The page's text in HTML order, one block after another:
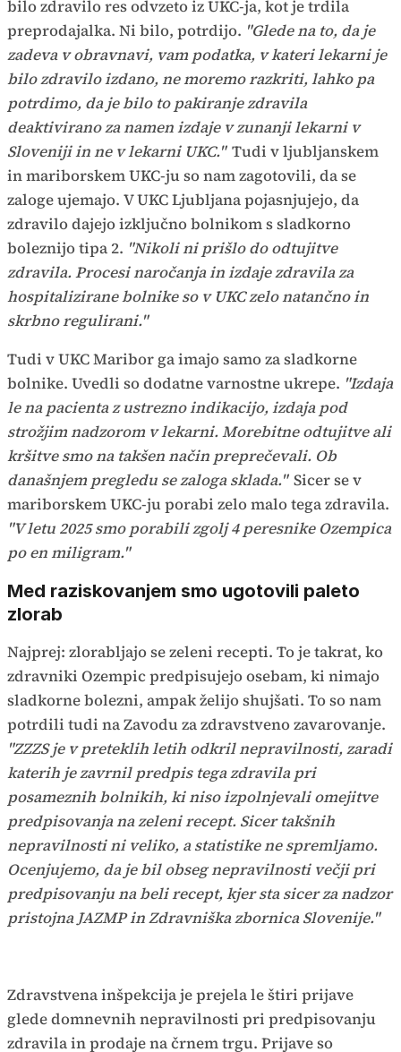
bilo zdravilo res odvzeto iz UKC-ja, kot je trdila
preprodajalka. Ni bilo, potrdijo. "Glede na to, da je
zadeva v obravnavi, vam podatka, v kateri lekarni je
bilo zdravilo izdano, ne moremo razkriti, lahko pa
potrdimo, da je bilo to pakiranje zdravila
deaktivirano za namen izdaje v zunanji lekarni v
Sloveniji in ne v lekarni UKC." Tudi v ljubljanskem
in mariborskem UKC-ju so nam zagotovili, da se
zaloge ujemajo. V UKC Ljubljana pojasnjujejo, da
zdravilo dajejo izključno bolnikom s sladkorno
boleznijo tipa 2. "Nikoli ni prišlo do odtujitve
zdravila. Procesi naročanja in izdaje zdravila za
hospitalizirane bolnike so v UKC zelo natančno in
skrbno regulirani."
Tudi v UKC Maribor ga imajo samo za sladkorne
bolnike. Uvedli so dodatne varnostne ukrepe. "Izdaja
le na pacienta z ustrezno indikacijo, izdaja pod
strožjim nadzorom v lekarni. Morebitne odtujitve ali
kršitve smo na takšen način preprečevali. Ob
današnjem pregledu se zaloga sklada." Sicer se v
mariborskem UKC-ju porabi zelo malo tega zdravila.
"V letu 2025 smo porabili zgolj 4 peresnike Ozempica
po en miligram."
Med raziskovanjem smo ugotovili paleto
zlorab
Najprej: zlorabljajo se zeleni recepti. To je takrat, ko
zdravniki Ozempic predpisujejo osebam, ki nimajo
sladkorne bolezni, ampak želijo shujšati. To so nam
potrdili tudi na Zavodu za zdravstveno zavarovanje.
"ZZZS je v preteklih letih odkril nepravilnosti, zaradi
katerih je zavrnil predpis tega zdravila pri
posameznih bolnikih, ki niso izpolnjevali omejitve
predpisovanja na zeleni recept. Sicer takšnih
nepravilnosti ni veliko, a statistike ne spremljamo.
Ocenjujemo, da je bil obseg nepravilnosti večji pri
predpisovanju na beli recept, kjer sta sicer za nadzor
pristojna JAZMP in Zdravniška zbornica Slovenije."
Zdravstvena inšpekcija je prejela le štiri prijave
glede domnevnih nepravilnosti pri predpisovanju
zdravila in prodaje na črnem trgu. Prijave so